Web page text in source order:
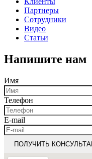
Партнеры
Сотрудники
Видео
Статьи
Напишите нам
Имя
Телефон
E-mail